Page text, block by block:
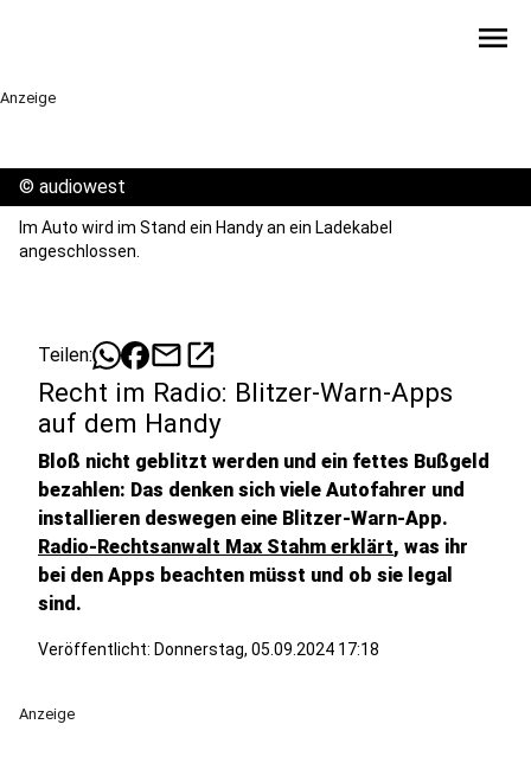
menu
Anzeige
© audiowest
Im Auto wird im Stand ein Handy an ein Ladekabel
angeschlossen.
Teilen: mailopen_in_new
Recht im Radio: Blitzer-Warn-Apps
auf dem Handy
Bloß nicht geblitzt werden und ein fettes Bußgeld
bezahlen: Das denken sich viele Autofahrer und
installieren deswegen eine Blitzer-Warn-App.
Radio-Rechtsanwalt Max Stahm erklärt, was ihr
bei den Apps beachten müsst und ob sie legal
sind.
Veröffentlicht: Donnerstag, 05.09.2024 17:18
Anzeige